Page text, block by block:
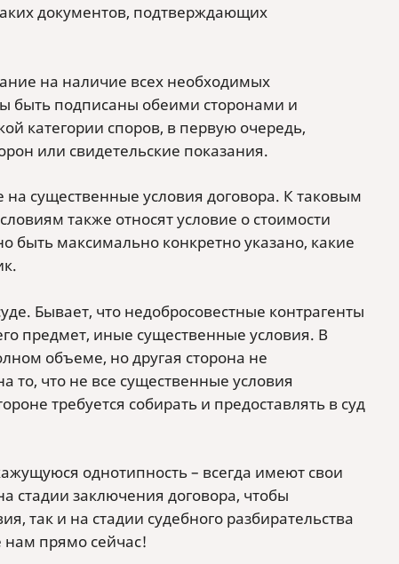
документов, подтверждающих
на наличие всех необходимых
быть подписаны обеими сторонами и
категории споров, в первую очередь,
или свидетельские показания.
существенные условия договора. К таковым
также относят условие о стоимости
быть максимально конкретно указано, какие
Бывает, что недобросовестные контрагенты
предмет, иные существенные условия. В
объеме, но другая сторона не
то, что не все существенные условия
требуется собирать и предоставлять в суд
однотипность – всегда имеют свои
стадии заключения договора, чтобы
так и на стадии судебного разбирательства
прямо сейчас!